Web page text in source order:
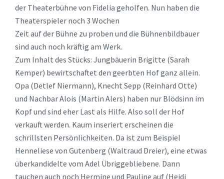
der Theaterbühne von Fidelia geholfen. Nun haben die
Theaterspieler noch 3 Wochen
Zeit auf der Bühne zu proben und die Bühnenbildbauer
sind auch noch kräftig am Werk.
Zum Inhalt des Stücks: Jungbäuerin Brigitte (Sarah
Kemper) bewirtschaftet den geerbten Hof ganz allein.
Opa (Detlef Niermann), Knecht Sepp (Reinhard Otte)
und Nachbar Alois (Martin Alers) haben nur Blödsinn im
Kopf und sind eher Last als Hilfe. Also soll der Hof
verkauft werden. Kaum inseriert erscheinen die
schrillsten Persönlichkeiten. Da ist zum Beispiel
Henneliese von Gutenberg (Waltraud Dreier), eine etwas
überkandidelte vom Adel Übriggebliebene. Dann
tauchen auch noch Hermine und Pauline auf (Heidi